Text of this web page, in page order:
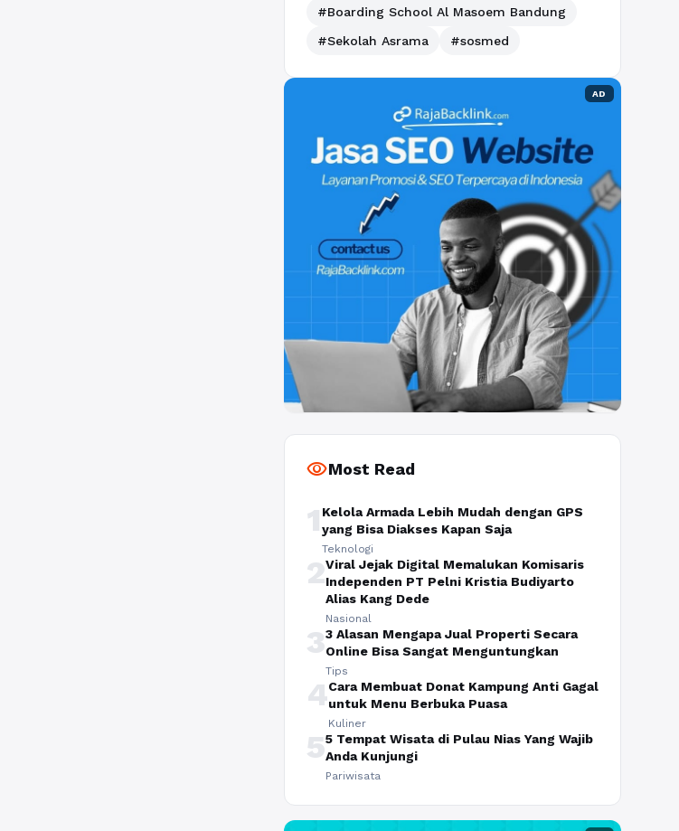
#Boarding School Al Masoem Bandung
#Sekolah Asrama
#sosmed
AD
visibilityMost Read
1 Kelola Armada Lebih Mudah dengan GPS
yang Bisa Diakses Kapan Saja
Teknologi
2Viral Jejak Digital Memalukan Komisaris
Independen PT Pelni Kristia Budiyarto
Alias Kang Dede
Nasional
33 Alasan Mengapa Jual Properti Secara
Online Bisa Sangat Menguntungkan
Tips
4Cara Membuat Donat Kampung Anti Gagal
untuk Menu Berbuka Puasa
Kuliner
55 Tempat Wisata di Pulau Nias Yang Wajib
Anda Kunjungi
Pariwisata